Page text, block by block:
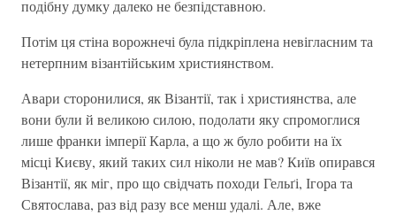
подібну думку далеко не безпідставною.
Потім ця стіна ворожнечі була підкріплена невігласним та
нетерпним візантійським християнством.
Авари сторонилися, як Візантії, так і християнства, але
вони були й великою силою, подолати яку спромоглися
лише франки імперії Карла, а що ж було робити на їх
місці Києву, який таких сил ніколи не мав? Київ опирався
Візантії, як міг, про що свідчать походи Гельґі, Ігора та
Святослава, раз від разу все менш удалі. Але, вже